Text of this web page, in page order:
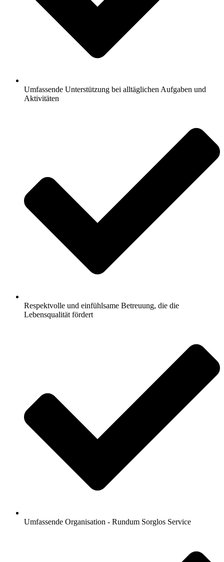
Umfassende Unterstützung bei alltäglichen Aufgaben und
Aktivitäten
Respektvolle und einfühlsame Betreuung, die die
Lebensqualität fördert
Umfassende Organisation - Rundum Sorglos Service